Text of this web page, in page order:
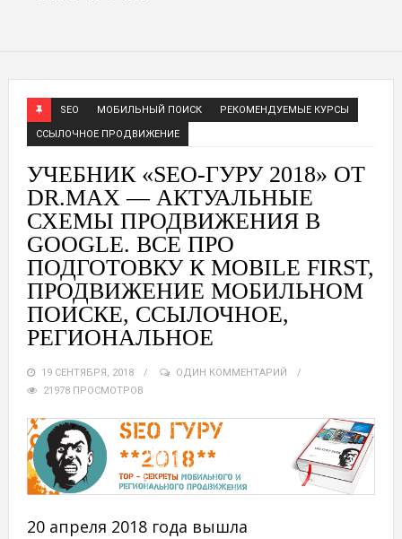
SEO МОБИЛЬНЫЙ ПОИСК РЕКОМЕНДУЕМЫЕ КУРСЫ
ССЫЛОЧНОЕ ПРОДВИЖЕНИЕ
УЧЕБНИК «SEO-ГУРУ 2018» ОТ
DR.MAX — АКТУАЛЬНЫЕ
СХЕМЫ ПРОДВИЖЕНИЯ В
GOOGLE. ВСЕ ПРО
ПОДГОТОВКУ К MOBILE FIRST,
ПРОДВИЖЕНИЕ МОБИЛЬНОМ
ПОИСКЕ, ССЫЛОЧНОЕ,
РЕГИОНАЛЬНОЕ
19 СЕНТЯБРЯ, 2018
ОДИН КОММЕНТАРИЙ
21978 ПРОСМОТРОВ
20 апреля 2018 года вышла